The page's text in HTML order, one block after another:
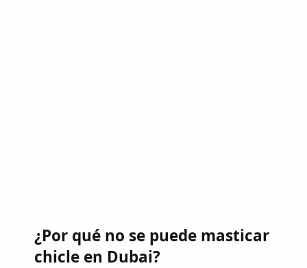
¿Por qué no se puede masticar
chicle en Dubai?